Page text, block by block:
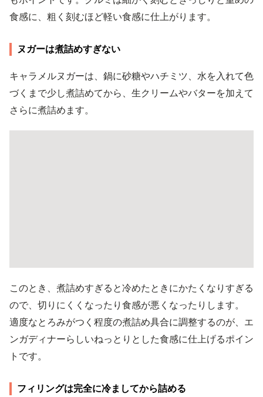
食感に、粗く刻むほど軽い食感に仕上がります。
ヌガーは煮詰めすぎない
キャラメルヌガーは、鍋に砂糖やハチミツ、水を入れて色
づくまで少し煮詰めてから、生クリームやバターを加えて
さらに煮詰めます。
このとき、煮詰めすぎると冷めたときにかたくなりすぎる
ので、切りにくくなったり食感が悪くなったりします。
適度なとろみがつく程度の煮詰め具合に調整するのが、エ
ンガディナーらしいねっとりとした食感に仕上げるポイン
トです。
フィリングは完全に冷ましてから詰める